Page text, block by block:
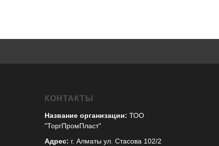
КОНТАКТЫ
Название организации: ТОО
"ТоргПромПласт"
Адрес: г. Алматы ул. Стасова 102/2